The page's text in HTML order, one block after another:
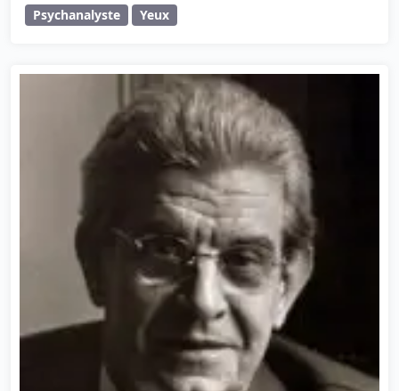
Psychanalyste Yeux